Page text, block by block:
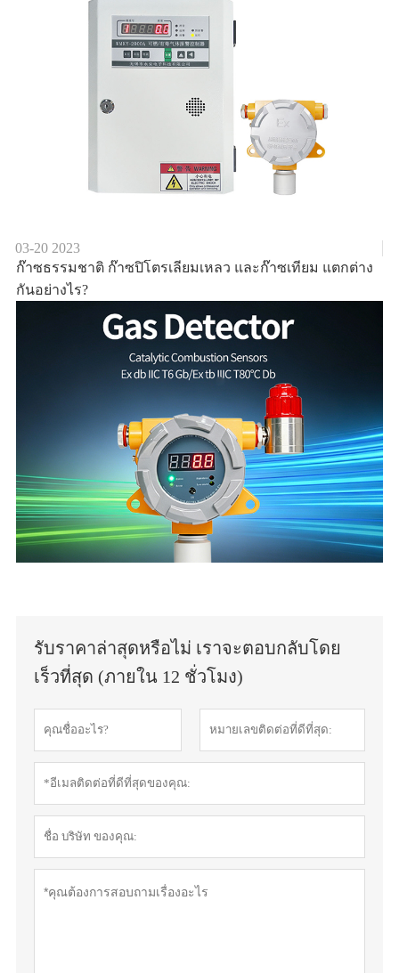
03-20 2023
ก๊าซธรรมชาติ ก๊าซปิโตรเลียมเหลว และก๊าซเทียม แตกต่าง
กันอย่างไร?
รับราคาล่าสุดหรือไม่ เราจะตอบกลับโดย
เร็วที่สุด (ภายใน 12 ชั่วโมง)